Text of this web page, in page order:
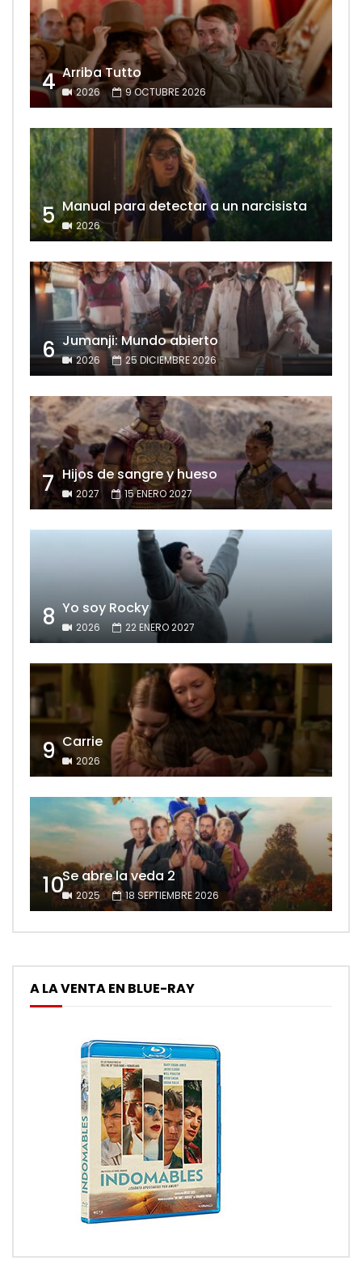
4 Arriba Tutto
2026 9 OCTUBRE 2026
5 Manual para detectar a un narcisista
2026
6 Jumanji: Mundo abierto
2026 25 DICIEMBRE 2026
7 Hijos de sangre y hueso
2027 15 ENERO 2027
8 Yo soy Rocky
2026 22 ENERO 2027
9 Carrie
2026
10Se abre la veda 2
2025 18 SEPTIEMBRE 2026
A LA VENTA EN BLUE-RAY